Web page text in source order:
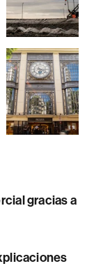
gracias a